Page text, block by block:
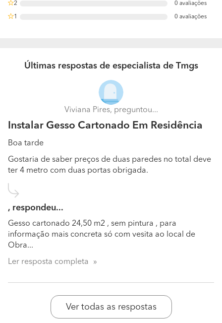
2 0 avaliações
1 0 avaliações
Últimas respostas de especialista de Tmgs
Viviana Pires, preguntou...
Instalar Gesso Cartonado Em Residência
Boa tarde
Gostaria de saber preços de duas paredes no total deve
ter 4 metro com duas portas obrigada.
, respondeu...
Gesso cartonado 24,50 m2 , sem pintura , para
informação mais concreta só com vesita ao local de
Obra...
Ler resposta completa
Ver todas as respostas